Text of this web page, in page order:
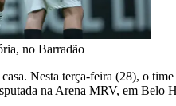
no Barradão
Nesta terça-feira (28), o
na Arena MRV, em Belo